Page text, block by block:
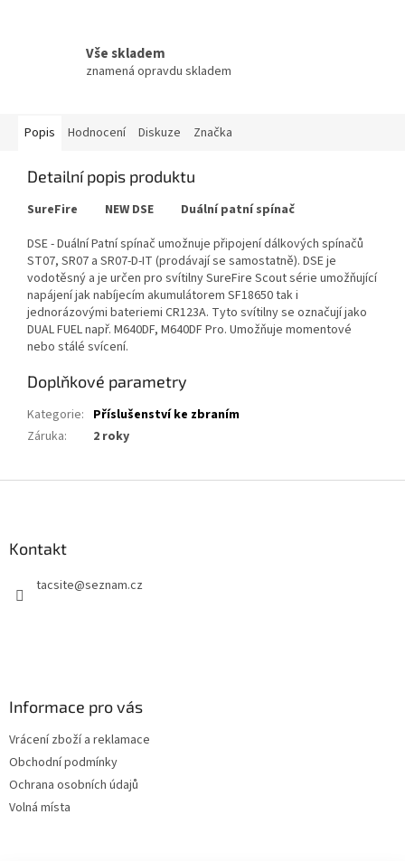
Vše skladem
znamená opravdu skladem
Popis Hodnocení Diskuze Značka
Detailní popis produktu
SureFire NEW DSE Duální patní spínač
DSE - Duální Patní spínač umožnuje připojení dálkových spínačů
ST07, SR07 a SR07-D-IT (prodávají se samostatně). DSE je
vodotěsný a je určen pro svítilny SureFire Scout série umožňující
napájení jak nabíjecím akumulátorem SF18650 tak i
jednorázovými bateriemi CR123A. Tyto svítilny se označují jako
DUAL FUEL např. M640DF, M640DF Pro. Umožňuje momentové
nebo stálé svícení.
Doplňkové parametry
Kategorie: Příslušenství ke zbraním
Záruka: 2 roky
Kontakt
tacsite@seznam.cz
Informace pro vás
Vrácení zboží a reklamace
Obchodní podmínky
Ochrana osobních údajů
Volná místa